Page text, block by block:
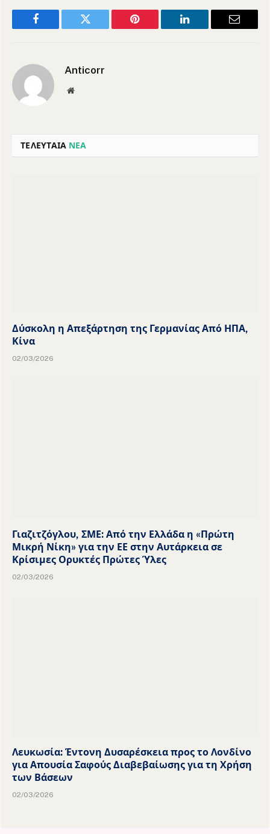
Facebook Twitter Pinterest LinkedIn Email
Anticorr
Website
ΤΕΛΕΥΤΑΙΑ ΝΕΑ
Δύσκολη η Απεξάρτηση της Γερμανίας Από ΗΠΑ,
Κίνα
02/03/2026
Γιαζιτζόγλου, ΣΜΕ: Από την Ελλάδα η «Πρώτη
Μικρή Νίκη» για την ΕΕ στην Αυτάρκεια σε
Κρίσιμες Ορυκτές Πρώτες Ύλες
02/03/2026
Λευκωσία: Έντονη Δυσαρέσκεια προς το Λονδίνο
για Απουσία Σαφούς Διαβεβαίωσης για τη Χρήση
των Βάσεων
02/03/2026